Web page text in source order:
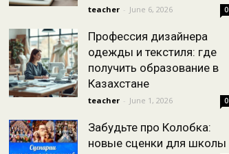
teacher - June 6, 2026 0
Профессия дизайнера
одежды и текстиля: где
получить образование в
Казахстане
teacher - June 1, 2026 0
Забудьте про Колобка:
новые сценки для школы